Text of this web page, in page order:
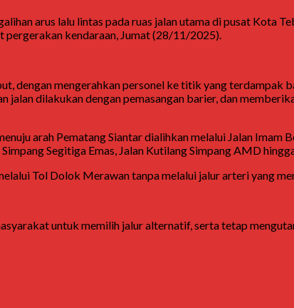
arus lalu lintas pada ruas jalan utama di pusat Kota
pergerakan kendaraan, Jumat (28/11/2025).
dengan mengerahkan personel ke titik yang terdampak
dilakukan dengan pemasangan barier, dan
arah Pematang Siantar dialihkan melalui Jalan Imam
Segitiga Emas, Jalan Kutilang Simpang AMD
Tol Dolok Merawan tanpa melalui jalur arteri yang
untuk memilih jalur alternatif, serta tetap